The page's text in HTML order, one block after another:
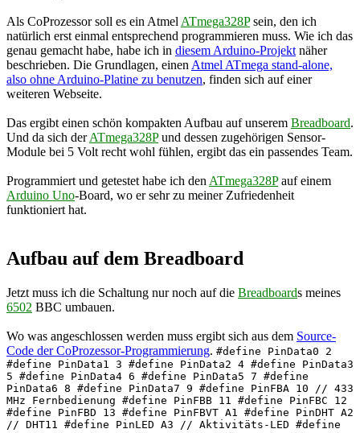
Als CoProzessor soll es ein Atmel ATmega328Psein, den ich
natürlich erst einmal entsprechend programmieren muss. Wie ich das
genau gemacht habe, habe ich in diesem Arduino-Projekt näher
beschrieben. Die Grundlagen, einen Atmel ATmega stand-alone,
also ohne Arduino-Platine zu benutzen, finden sich auf einer
weiteren Webseite.
Das ergibt einen schön kompakten Aufbau auf unserem Breadboard.
Und da sich derATmega328Pund dessen zugehörigen Sensor-
Module bei 5 Volt recht wohl fühlen, ergibt das ein passendes Team.
Programmiert und getestet habe ich den ATmega328Pauf einem
Arduino Uno-Board, wo er sehr zu meiner Zufriedenheit
funktioniert hat.
Aufbau auf dem Breadboard
Jetzt muss ich die Schaltung nur noch auf die Breadboards meines
6502 BBC umbauen.
Wo was angeschlossen werden muss ergibt sich aus dem Source-
Code der CoProzessor-Programmierung. #define PinData0 2
#define PinData1 3 #define PinData2 4 #define PinData3
5 #define PinData4 6 #define PinData5 7 #define
PinData6 8 #define PinData7 9 #define PinFBA 10 // 433
MHz Fernbedienung #define PinFBB 11 #define PinFBC 12
#define PinFBD 13 #define PinFBVT A1 #define PinDHT A2
// DHT11 #define PinLED A3 // Aktivitäts-LED #define